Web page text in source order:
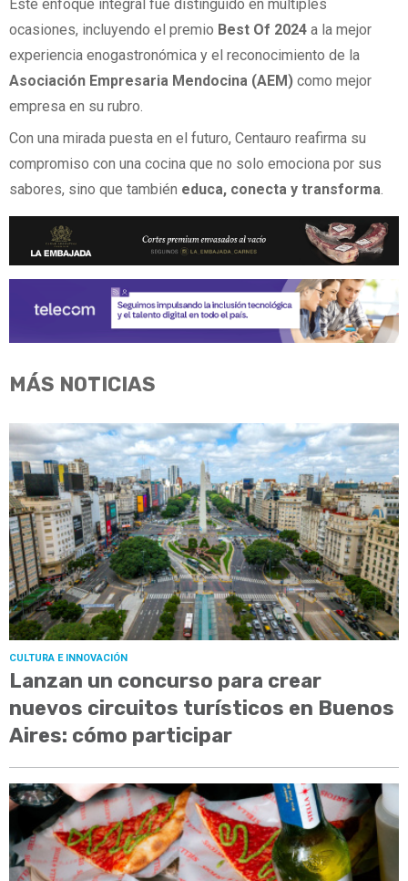
Este enfoque integral fue distinguido en múltiples
ocasiones, incluyendo el premio Best Of 2024 a la mejor
experiencia enogastronómica y el reconocimiento de la
Asociación Empresaria Mendocina (AEM) como mejor
empresa en su rubro.
Con una mirada puesta en el futuro, Centauro reafirma su
compromiso con una cocina que no solo emociona por sus
sabores, sino que también educa, conecta y transforma.
MÁS NOTICIAS
CULTURA E INNOVACIÓN
Lanzan un concurso para crear
nuevos circuitos turísticos en Buenos
Aires: cómo participar